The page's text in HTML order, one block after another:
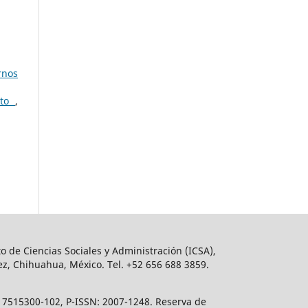
,
Ciencias Sociales y Administración (ICSA),
Chihuahua, México. Tel. +52 656 688 3859.
102, P-ISSN: 2007-1248. Reserva de